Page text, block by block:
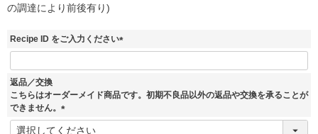
の調達により前後有り)
Recipe ID をご入力ください
(
)
返品／交換
こちらはオーダーメイド商品です。初期不良品以外の返品や交換を承ることが
できません。
(